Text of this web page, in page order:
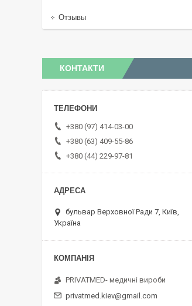
Отзывы
КОНТАКТИ
+380 (97) 414-03-00
+380 (63) 409-55-86
+380 (44) 229-97-81
бульвар Верховної Ради 7, Київ,
Україна
PRIVATMED- медичні вироби
privatmed.kiev@gmail.com